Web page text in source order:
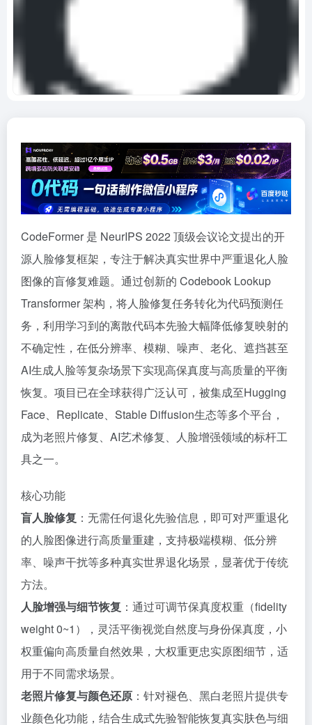
CodeFormer 是 NeurIPS 2022 顶级会议论文提出的开
源人脸修复框架，专注于解决真实世界中严重退化人脸
图像的盲修复难题。通过创新的 Codebook Lookup
Transformer 架构，将人脸修复任务转化为代码预测任
务，利用学习到的离散代码本先验大幅降低修复映射的
不确定性，在低分辨率、模糊、噪声、老化、遮挡甚至
AI生成人脸等复杂场景下实现高保真度与高质量的平衡
恢复。项目已在全球获得广泛认可，被集成至Hugging
Face、Replicate、Stable Diffusion生态等多个平台，
成为老照片修复、AI艺术修复、人脸增强领域的标杆工
具之一。
核心功能
盲人脸修复 ：无需任何退化先验信息，即可对严重退化
的人脸图像进行高质量重建，支持极端模糊、低分辨
率、噪声干扰等多种真实世界退化场景，显著优于传统
方法。
人脸增强与细节恢复 ：通过可调节保真度权重（fidelity
weight 0~1），灵活平衡视觉自然度与身份保真度，小
权重偏向高质量自然效果，大权重更忠实原图细节，适
用于不同需求场景。
老照片修复与颜色还原 ：针对褪色、黑白老照片提供专
业颜色化功能，结合生成式先验智能恢复真实肤色与细